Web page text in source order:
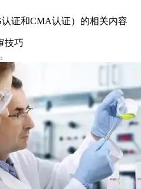
证和CMA认证）的相关内容
技巧